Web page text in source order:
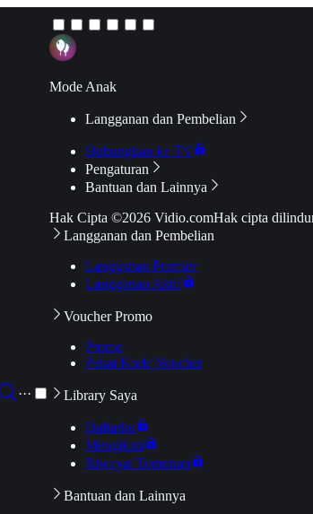
···
Mode Anak
Langganan dan Pembelian
Hubungkan ke TV
Pengaturan
Bantuan dan Lainnya
Hak Cipta ©2026 Vidio.comHak cipta
Langganan dan Pembelian
Langganan Premier
Langganan Aktif
Voucher Promo
Promo
Pakai Kode Voucher
Library Saya
Daftarku
Mengikuti
Riwayat Tontonan
Bantuan dan Lainnya